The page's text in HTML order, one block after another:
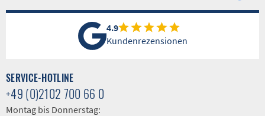
4.9
Kundenrezensionen
SERVICE-HOTLINE
+49 (0)2102 700 66 0
Montag bis Donnerstag: